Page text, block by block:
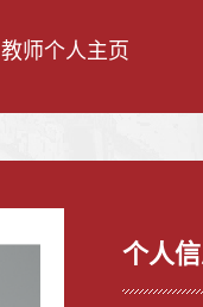
教师个人主页
个人